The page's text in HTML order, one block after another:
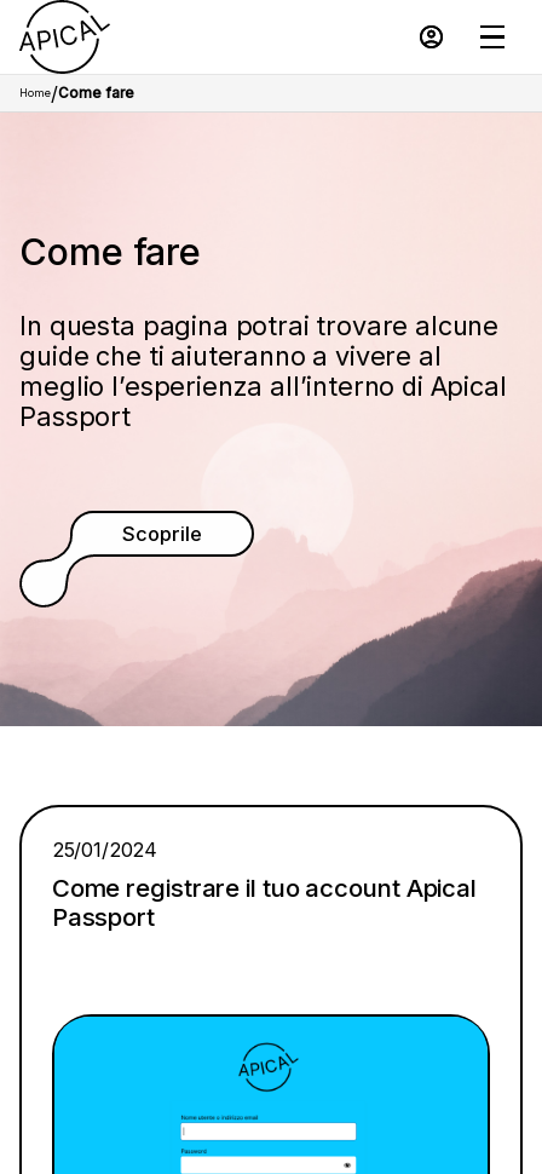
Home/Come fare
Come fare
In questa pagina potrai trovare alcune
guide che ti aiuteranno a vivere al
meglio l’esperienza all’interno di Apical
Passport
Scoprile
25/01/2024
Come registrare il tuo account Apical
Passport